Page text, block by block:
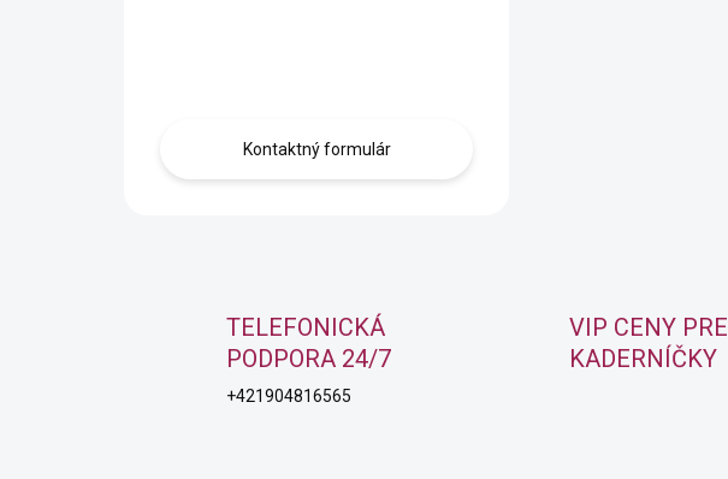
Kontaktný formulár
TELEFONICKÁ
PODPORA 24/7
+421904816565
VIP CENY PRE
KADERNÍČKY